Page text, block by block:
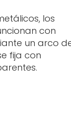
los
con
un arco
fija con